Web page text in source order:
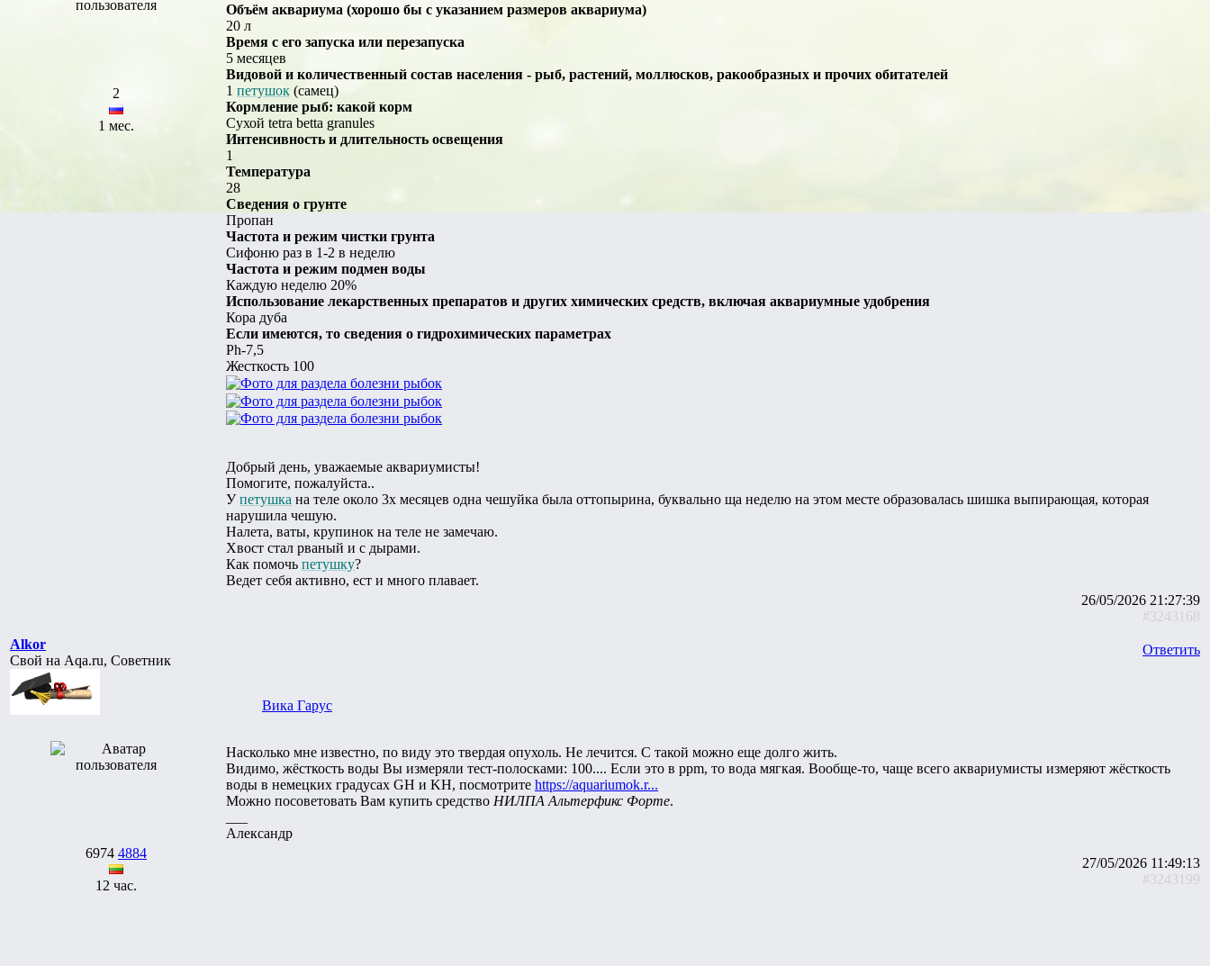
2
1 мес.
Объём аквариума (хорошо бы с указанием размеров аквариума)
20 л
Время с его запуска или перезапуска
5 месяцев
Видовой и количественный состав населения - рыб, растений, моллюсков, ракообразных и прочих обитателей
1 петушок (самец)
Кормление рыб: какой корм
Сухой tetra betta granules
Интенсивность и длительность освещения
1
Температура
28
Сведения о грунте
Пропан
Частота и режим чистки грунта
Сифоню раз в 1-2 в неделю
Частота и режим подмен воды
Каждую неделю 20%
Использование лекарственных препаратов и других химических средств, включая аквариумные удобрения
Кора дуба
Если имеются, то сведения о гидрохимических параметрах
Ph-7,5
Жесткость 100
Добрый день, уважаемые аквариумисты!
Помогите, пожалуйста..
Упетушка на теле около 3х месяцев одна чешуйка была оттопырина, буквально ща неделю на этом месте образовалась шишка выпирающая, которая
нарушила чешую.
Налета, ваты, крупинок на теле не замечаю.
Хвост стал рваный и с дырами.
Как помочь петушку?
Ведет себя активно, ест и много плавает.
26/05/2026 21:27:39
#3243168
Alkor
Свой на Aqa.ru, Советник
6974 4884
12 час.
Ответить
Вика Гарус
Насколько мне известно, по виду это твердая опухоль. Не лечится. С такой можно еще долго жить.
Видимо, жёсткость воды Вы измеряли тест-полосками: 100.... Если это в ppm, то вода мягкая. Вообще-то, чаще всего аквариумисты измеряют жёсткость
воды в немецких градусах GH и KH, посмотрите https://aquariumok.r...
Можно посоветовать Вам купить средство НИЛПА Альтерфикс Форте.
Александр
27/05/2026 11:49:13
#3243199